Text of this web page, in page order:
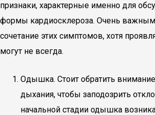
признаки, характерные именно для
формы кардиосклероза. Очень важным
сочетание этих симптомов, хотя
могут не всегда.
Одышка. Стоит обратить
дыхания, чтобы заподозрить
начальной стадии одышка